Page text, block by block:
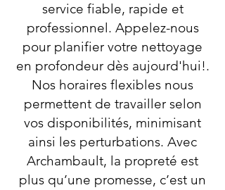
service fiable, rapide et
professionnel. Appelez-nous
pour planifier votre nettoyage
en profondeur dès aujourd'hui!.
Nos horaires flexibles nous
permettent de travailler selon
vos disponibilités, minimisant
ainsi les perturbations. Avec
Archambault, la propreté est
plus qu’une promesse, c’est un